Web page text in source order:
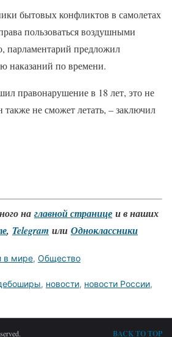
бытовых конфликтов в самолетах
пользоваться воздушными
парламентарий предложил
наказаний по времени.
правонарушение в 18 лет, это не
также не сможет летать, – заключил
на главной странице и в наших
, Telegram или Одноклассники
в мире, Общество
, новости, новости России,
BACK TO TOP